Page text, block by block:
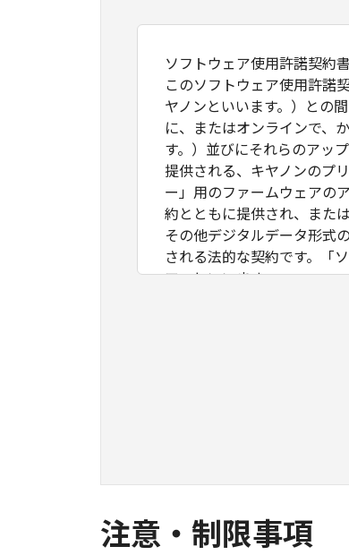
ソフトウェア使用許諾契約書
このソフトウェア使用許諾
ヤノンといいます。）との
に、またはオンラインで、
す。）並びにそれらのアッ
提供される、キヤノンのプ
ー」用のファームウェアの
約とともに提供され、また
その他デジタルデータ形式
される法的な契約です。「
ア」といいます。
なお、「許諾ソフトウェ
フトウェア」といいます
ェア」に関連するマニュ
(2)
本契約に明示的に定める
ず、お客様に譲渡または許
注意・制限事項